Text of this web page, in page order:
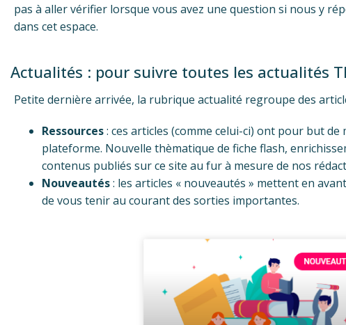
pas à aller vérifier lorsque vous avez une question si nous y
dans cet espace.
Actualités : pour suivre toutes les actualités
Petite dernière arrivée, la rubrique actualité regroupe des
Ressources: ces articles (comme celui-ci) ont pour but
plateforme. Nouvelle thèmatique de fiche flash,
contenus publiés sur ce site au fur à mesure de nos
Nouveautés: les articles « nouveautés » mettent en
de vous tenir au courant des sorties importantes.